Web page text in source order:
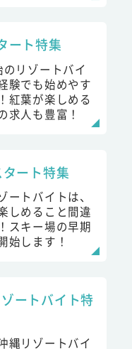
ート特集
リゾートバイ
験でも始めやす
紅葉が楽しめる
求人も豊富！
ート特集
ートバイトは、
しめること間違
スキー場の早期
始します！
ートバイト特
縄リゾートバイ